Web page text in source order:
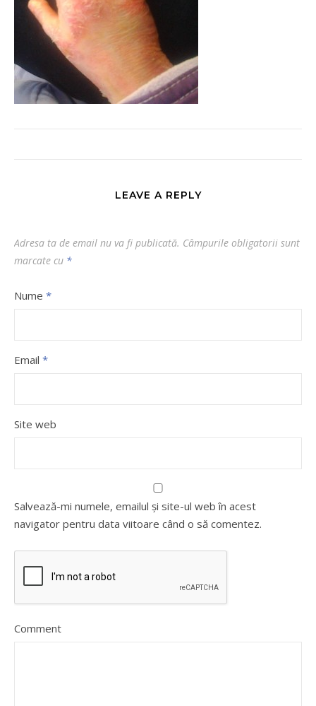
LEAVE A REPLY
Adresa ta de email nu va fi publicată. Câmpurile obligatorii sunt
marcate cu *
Nume *
Email *
Site web
Salvează-mi numele, emailul și site-ul web în acest
navigator pentru data viitoare când o să comentez.
Comment